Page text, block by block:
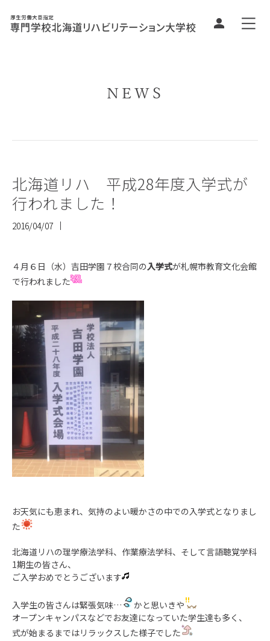
NEWS
北海道リハ 平成28年度入学式が
行われました！
2016/04/07
４月６日（水）吉田学園７校合同の入学式が札幌市教育文化会館
で行われました
お天気にも恵まれ、気持のよい暖かさの中での入学式となりまし
た
北海道リハの理学療法学科、作業療法学科、そして言語聴覚学科
1期生の皆さん、
ご入学おめでとうございます
入学生の皆さんは緊張気味…
かと思いきや
オープンキャンパスなどでお友達になっていた学生達も多く、
式が始まるまではリラックスした様子でした